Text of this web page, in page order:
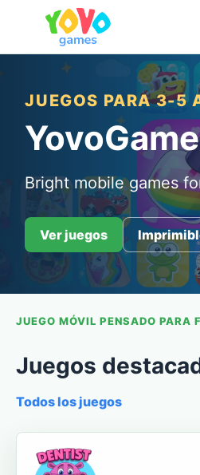
JUEGOS PARA 3-5
Bright mobile games
Ver juegos
JUEGO MÓVIL PENSADO PARA
Juegos
Todos los juegos